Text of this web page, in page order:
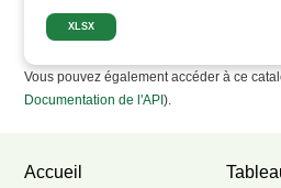
XLSX
Vous pouvez également accéder à ce
Documentation de l'API).
Accueil